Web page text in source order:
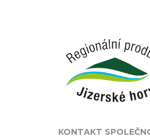
KONTAKT